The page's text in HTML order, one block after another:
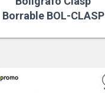
Borrable BOL-CLASP